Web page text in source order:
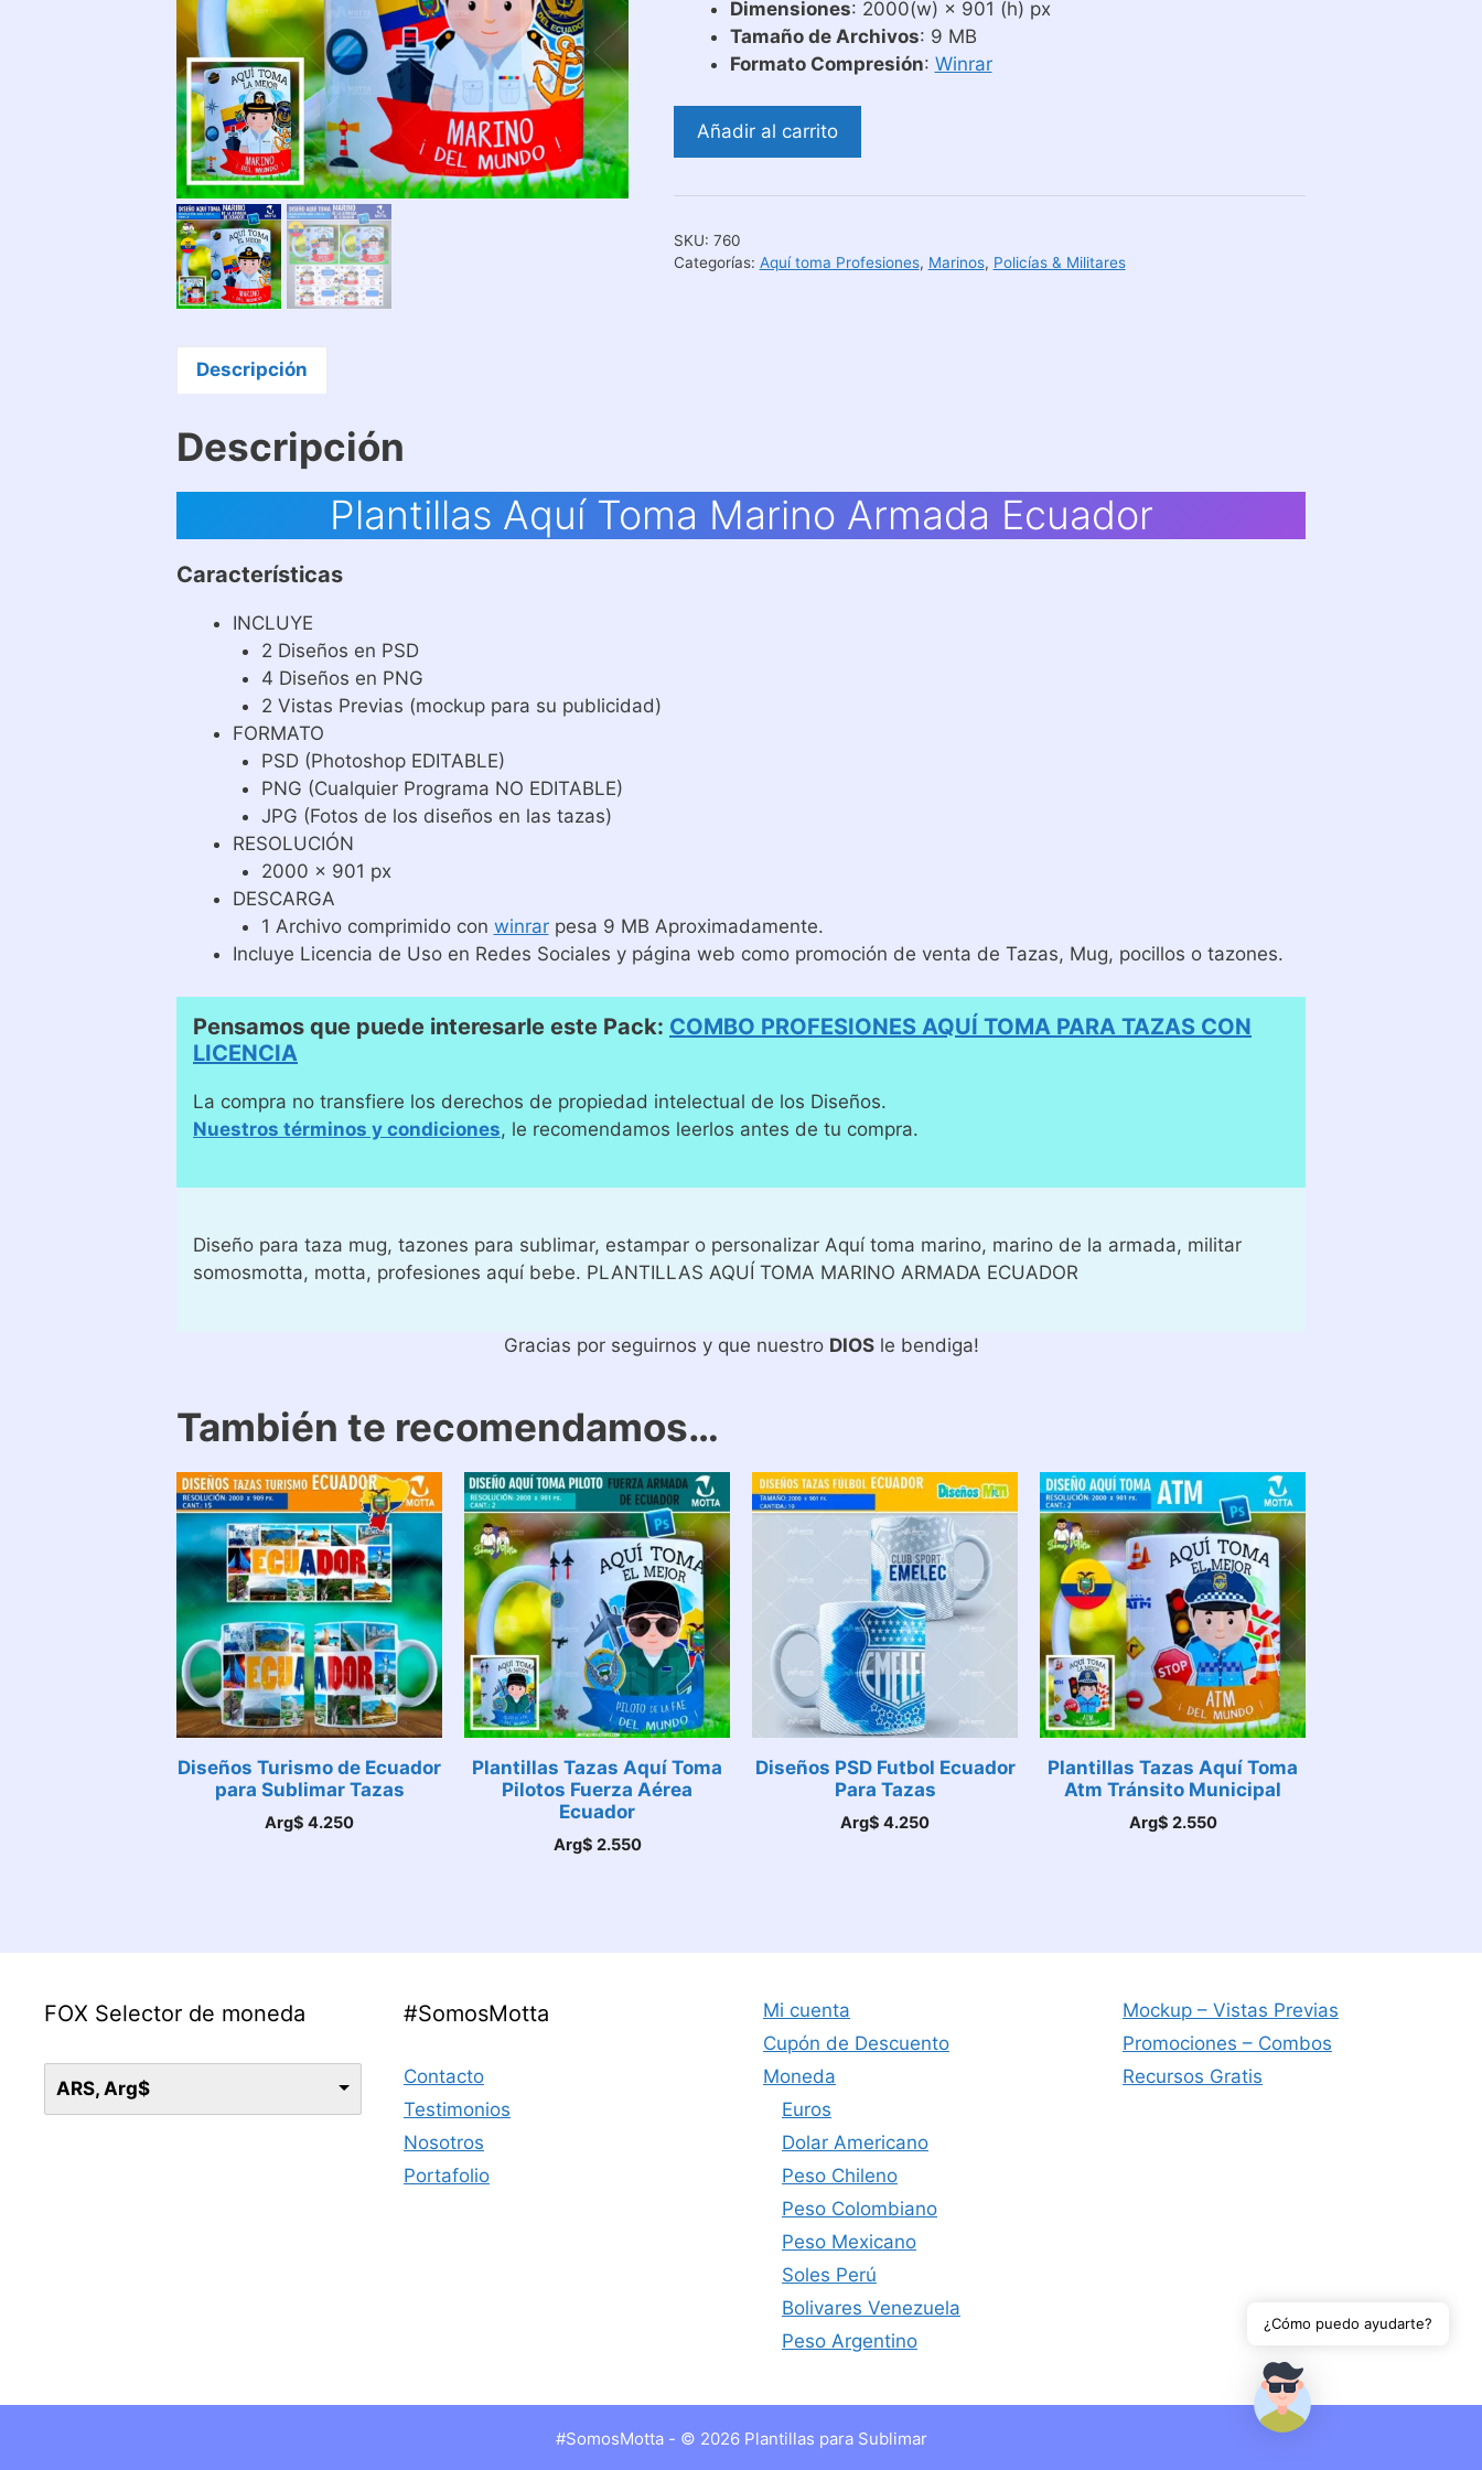
Dimensiones: 2000(w) × 901 (h) px
Tamaño de Archivos: 9 MB
Formato Compresión: Winrar
Plantillas
Marino
Ecuador
Añadir al carrito
SKU: 760
Categorías: Aquí toma Profesiones, Marinos, Policías & Militares
Descripción
Descripción
Plantillas Aquí Toma Marino Armada Ecuador
Características
INCLUYE
2 Diseños en PSD
4 Diseños en PNG
2 Vistas Previas (mockup para su publicidad)
FORMATO
PSD (Photoshop EDITABLE)
PNG (Cualquier Programa NO EDITABLE)
JPG (Fotos de los diseños en las tazas)
RESOLUCIÓN
2000 x 901 px
DESCARGA
1 Archivo comprimido con winrarpesa 9 MB Aproximadamente.
Incluye Licencia de Uso en Redes Sociales y página web como promoción de venta de Tazas, Mug, pocillos o tazones.
Pensamos que puede interesarle este Pack: COMBO PROFESIONES AQUÍ TOMA PARA TAZAS CON
LICENCIA
La compra no transfiere los derechos de propiedad intelectual de los Diseños.
Nuestros términos y condiciones, le recomendamos leerlos antes de tu compra.
Diseño para taza mug, tazones para sublimar, estampar o personalizar Aquí toma marino, marino de la armada, militar
somosmotta, motta, profesiones aquí bebe. PLANTILLAS AQUÍ TOMA MARINO ARMADA ECUADOR
Gracias por seguirnos y que nuestro DIOSle bendiga!
También te recomendamos…
Diseños Turismo de Ecuador
para Sublimar Tazas
Arg$ 4.250
Plantillas Tazas Aquí Toma
Pilotos Fuerza Aérea
Ecuador
Arg$ 2.550
Diseños PSD Futbol Ecuador
Para Tazas
Arg$ 4.250
Plantillas Tazas Aquí Toma
Atm Tránsito Municipal
Arg$ 2.550
FOX Selector de moneda
ARS, Arg$
#SomosMotta
Contacto
Testimonios
Nosotros
Portafolio
Mi cuenta
Cupón de Descuento
Moneda
Euros
Dolar Americano
Peso Chileno
Peso Colombiano
Peso Mexicano
Soles Perú
Bolivares Venezuela
Peso Argentino
Mockup – Vistas Previas
Promociones – Combos
Recursos Gratis
#SomosMotta - © 2026 Plantillas para Sublimar
¿Cómo puedo ayudarte?